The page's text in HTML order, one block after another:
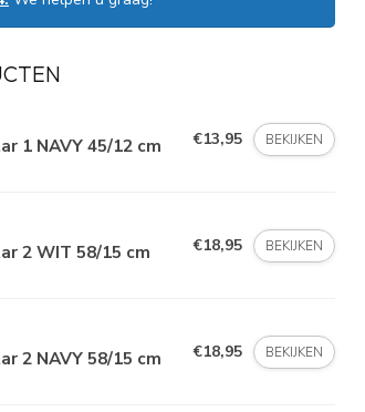
1 NAVY 45/12 cm €13,95 BEKIJKEN
2 WIT 58/15 cm €18,95 BEKIJKEN
2 NAVY 58/15 cm €18,95 BEKIJKEN